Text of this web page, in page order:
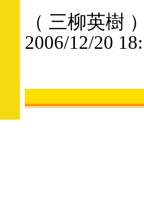
（ 三柳英樹
2006/12/20